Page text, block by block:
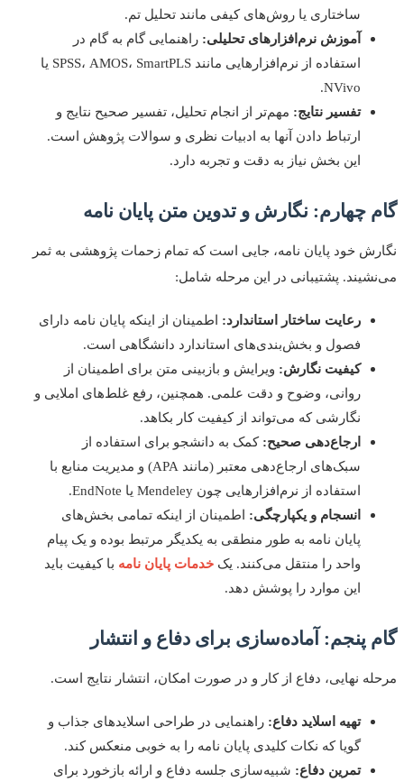
ساختاری یا روش‌های کیفی مانند تحلیل تم.
آموزش نرم‌افزارهای تحلیلی:راهنمایی گام به گام در
استفاده از نرم‌افزارهایی مانند SPSS، AMOS، SmartPLS یا
NVivo.
تفسیر نتایج:مهم‌تر از انجام تحلیل، تفسیر صحیح نتایج و
ارتباط دادن آنها به ادبیات نظری و سوالات پژوهش است.
این بخش نیاز به دقت و تجربه دارد.
چهارم: نگارش و تدوین متن پایان نامه
خود پایان نامه، جایی است که تمام زحمات پژوهشی به ثمر
پشتیبانی در این مرحله شامل:
رعایت ساختار استاندارد:اطمینان از اینکه پایان نامه دارای
فصول و بخش‌بندی‌های استاندارد دانشگاهی است.
کیفیت نگارش:ویرایش و بازبینی متن برای اطمینان از
روانی، وضوح و دقت علمی. همچنین، رفع غلط‌های املایی و
نگارشی که می‌تواند از کیفیت کار بکاهد.
ارجاع‌دهی صحیح:کمک به دانشجو برای استفاده از
سبک‌های ارجاع‌دهی معتبر (مانند APA) و مدیریت منابع با
استفاده از نرم‌افزارهایی چون Mendeley یا EndNote.
انسجام و یکپارچگی:اطمینان از اینکه تمامی بخش‌های
پایان نامه به طور منطقی به یکدیگر مرتبط بوده و یک پیام
واحد را منتقل می‌کنند. یکخدمات پایان نامهبا کیفیت باید
این موارد را پوشش دهد.
پنجم: آماده‌سازی برای دفاع و انتشار
نهایی، دفاع از کار و در صورت امکان، انتشار نتایج است.
تهیه اسلاید دفاع:راهنمایی در طراحی اسلایدهای جذاب و
گویا که نکات کلیدی پایان نامه را به خوبی منعکس کند.
تمرین دفاع:شبیه‌سازی جلسه دفاع و ارائه بازخورد برای